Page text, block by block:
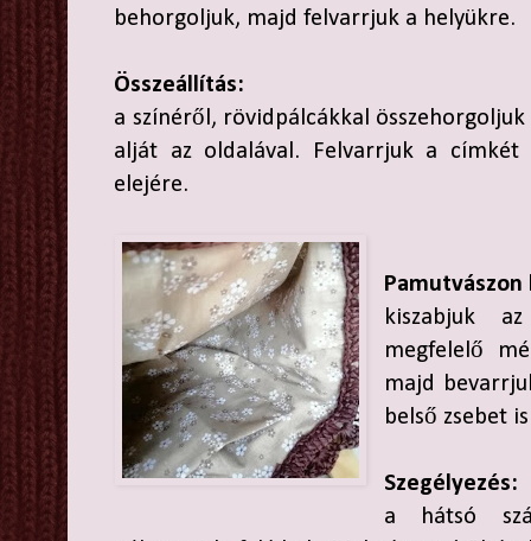
behorgoljuk, majd felvarrjuk a helyükre.
Összeállítás:
a színéről, rövidpálcákkal összehorgoljuk
alját az oldalával. Felvarrjuk a címkét
elejére.
Pamutvászon
kiszabjuk
megfelelő
majd
belső zsebet
Szegélyezés:
a hátsó